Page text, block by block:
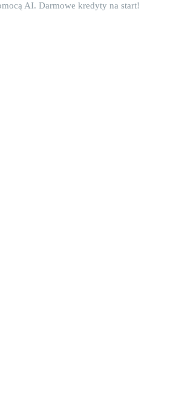
AI. Darmowe kredyty na start!